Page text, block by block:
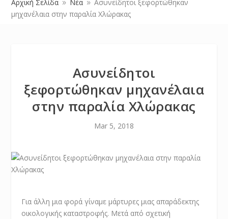
Αρχική Σελίδα 9 Νέα 9 Ασυνείδητοι ξεφορτώθηκαν
μηχανέλαια στην παραλία Χλώρακας
Ασυνείδητοι
ξεφορτώθηκαν μηχανέλαια
στην παραλία Χλώρακας
Mar 5, 2018
Για άλλη μια φορά γίναμε μάρτυρες μιας απαράδεκτης
oικολογικής καταστροφής. Μετά από σχετική